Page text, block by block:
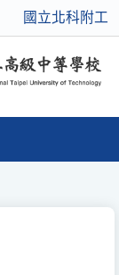
國立北科附工